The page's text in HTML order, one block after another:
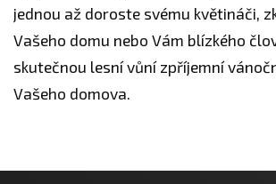
jednou až doroste svému květináči,
Vašeho domu nebo Vám blízkého
skutečnou lesní vůní zpříjemní
Vašeho domova.